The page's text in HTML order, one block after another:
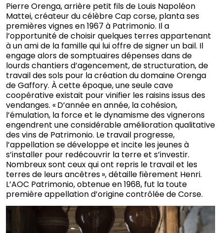
Pierre Orenga, arrière petit fils de Louis Napoléon
Mattei, créateur du célèbre Cap corse, planta ses
premières vignes en 1967 à Patrimonio. Il a
l’opportunité de choisir quelques terres appartenant
à un ami de la famille qui lui offre de signer un bail. Il
engage alors de somptuaires dépenses dans de
lourds chantiers d’agencement, de structuration, de
travail des sols pour la création du domaine Orenga
de Gaffory. À cette époque, une seule cave
coopérative existait pour vinifier les raisins issus des
vendanges. « D’année en année, la cohésion,
l’émulation, la force et le dynamisme des vignerons
engendrent une considérable amélioration qualitative
des vins de Patrimonio. Le travail progresse,
l’appellation se développe et incite les jeunes à
s’installer pour redécouvrir la terre et s’investir.
Nombreux sont ceux qui ont repris le travail et les
terres de leurs ancêtres », détaille fièrement Henri.
L’AOC Patrimonio, obtenue en 1968, fut la toute
première appellation d’origine contrôlée de Corse.